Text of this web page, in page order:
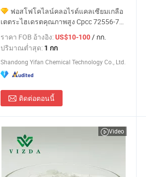
ฟอสโฟโคไลน์คลอไรด์แคลเซียมเกลือ
เตตระไฮเดรตคุณภาพสูง Cpcc 72556-74-
ราคา FOB อ้างอิง:US$10-100/ กก.
ปริมาณต่ำสุด: 1 กก
Shandong Yifan Chemical Technology Co., Ltd.
ติดต่อตอนนี้
Video